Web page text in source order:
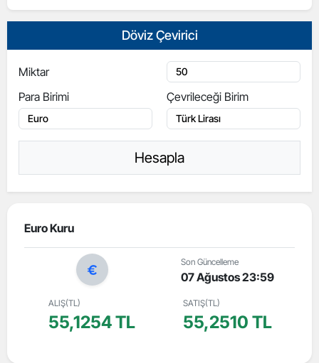
Döviz Çevirici
Miktar
Para Birimi
Çevrileceği Birim
Hesapla
Euro Kuru
Son Güncelleme
07 Ağustos 23:59
ALIŞ(TL)
55,1254 TL
SATIŞ(TL)
55,2510 TL